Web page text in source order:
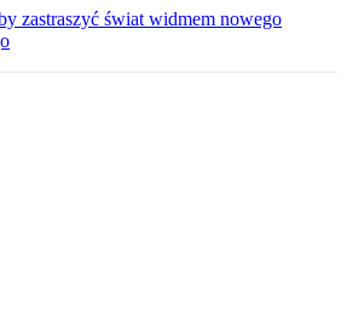
zastraszyć świat widmem nowego